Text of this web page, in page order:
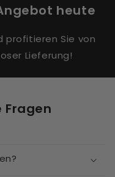
heute
profitieren Sie von
Lieferung!